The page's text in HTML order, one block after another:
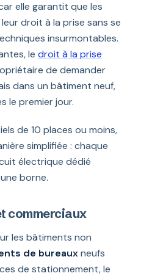
elle garantit que les
droit à la prise sans se
insurmontables.
le droit à la prise
de demander
dans un bâtiment neuf,
le premier jour.
de 10 places ou moins,
simplifiée : chaque
électrique dédié
borne.
commerciaux
les bâtiments non
de bureauxneufs
de stationnement, le